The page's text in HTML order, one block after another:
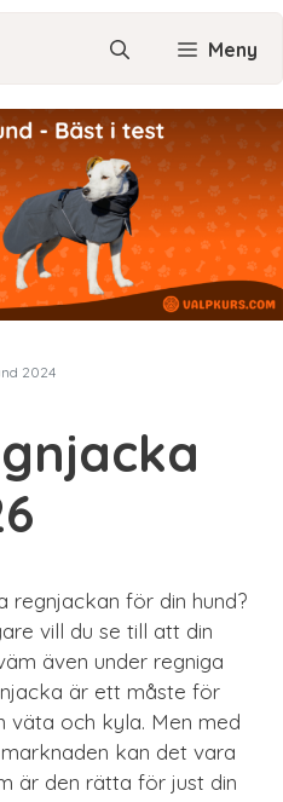
Meny
2024
regnjackan för din hund?
vill du se till att din
även under regniga
är ett måste för
väta och kyla. Men med
kan det vara
är den rätta för just din